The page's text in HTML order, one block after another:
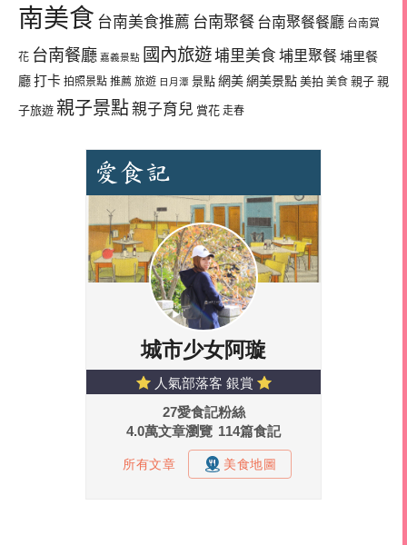
南美食 台南美食推薦 台南聚餐 台南聚餐餐廳 台南賞
花 台南餐廳 嘉義景點 國內旅遊埔里美食 埔里聚餐埔里餐
廳打卡 拍照景點 推薦 旅遊 日月潭 景點 網美網美景點 美拍 美食 親子 親
子旅遊 親子景點親子育兒 賞花 走春